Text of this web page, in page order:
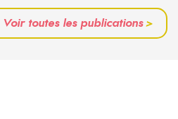
Voir toutes les publications>